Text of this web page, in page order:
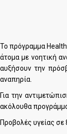
Το πρόγραμμα
άτομα με νοητική
αυξήσουν την
αναπηρία.
Για την
ακόλουθα
Προβολές υγείας